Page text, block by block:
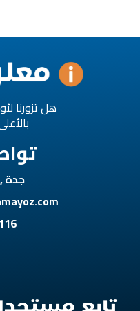
هل تزورنا
جدة